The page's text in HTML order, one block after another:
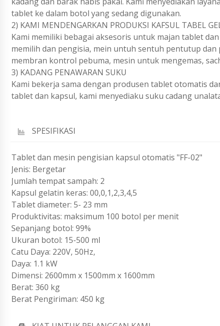
tablet ke dalam botol yang sedang digunakan.
2) KAMI MENDENGARKAN PRODUKSI KAFSUL TABEL
Kami memiliki bebagai aksesoris untuk majan tablet
memilih dan pengisia, mein untuh sentuh pentutup
membran kontrol pebuma, mesin untuk mengemas,
3) KADANG PENAWARAN SUKU
Kami bekerja sama dengan produsen tablet otomatis
tablet dan kapsul, kami menyediaku suku cadang
SPESIFIKASI
Tablet dan mesin pengisian kapsul otomatis "FF-02"
Jenis: Bergetar
Jumlah tempat sampah: 2
Kapsul gelatin keras: 00,0,1,2,3,4,5
Tablet diameter: 5- 23 mm
Produktivitas: maksimum 100 botol per menit
Sepanjang botol: 99%
Ukuran botol: 15-500 ml
Catu Daya: 220V, 50Hz,
Daya: 1.1 kW
Dimensi: 2600mm x 1500mm x 1600mm
Berat: 360 kg
Berat Pengiriman: 450 kg